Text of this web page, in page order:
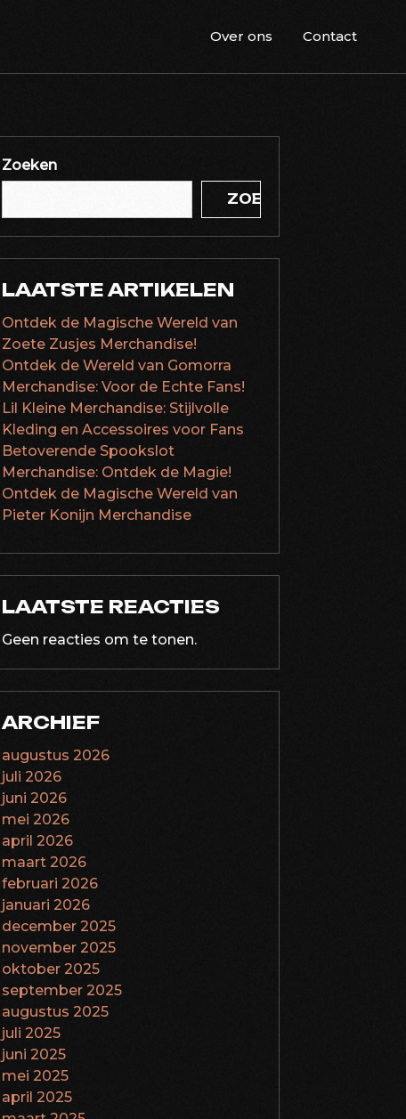
Over ons Contact
Zoeken
ZOEKEN
LAATSTE ARTIKELEN
Ontdek de Magische Wereld van
Zoete Zusjes Merchandise!
Ontdek de Wereld van Gomorra
Merchandise: Voor de Echte Fans!
Lil Kleine Merchandise: Stijlvolle
Kleding en Accessoires voor Fans
Betoverende Spookslot
Merchandise: Ontdek de Magie!
Ontdek de Magische Wereld van
Pieter Konijn Merchandise
LAATSTE REACTIES
Geen reacties om te tonen.
ARCHIEF
augustus 2026
juli 2026
juni 2026
mei 2026
april 2026
maart 2026
februari 2026
januari 2026
december 2025
november 2025
oktober 2025
september 2025
augustus 2025
juli 2025
juni 2025
mei 2025
april 2025